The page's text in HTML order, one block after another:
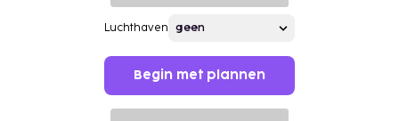
Luchthaven
Begin met plannen